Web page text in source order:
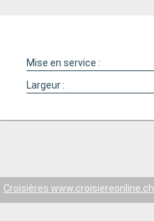
Mise en service :
Largeur :
Croisières www.croisiereonline.ch